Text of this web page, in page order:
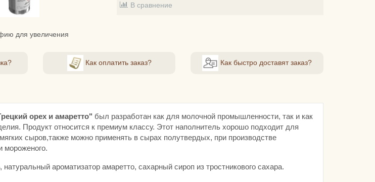
для увеличения
В сравнение
Как оплатить заказ? Как быстро доставят заказ?
орех и амаретто" был разработан как для молочной промышленности, так и как
Продукт относится к премиум классу. Этот наполнитель хорошо подходит для
сыров,также можно применять в сырах полутвердых, при производстве
мороженого.
натуральный ароматизатор амаретто, сахарный сироп из тростникового сахара.